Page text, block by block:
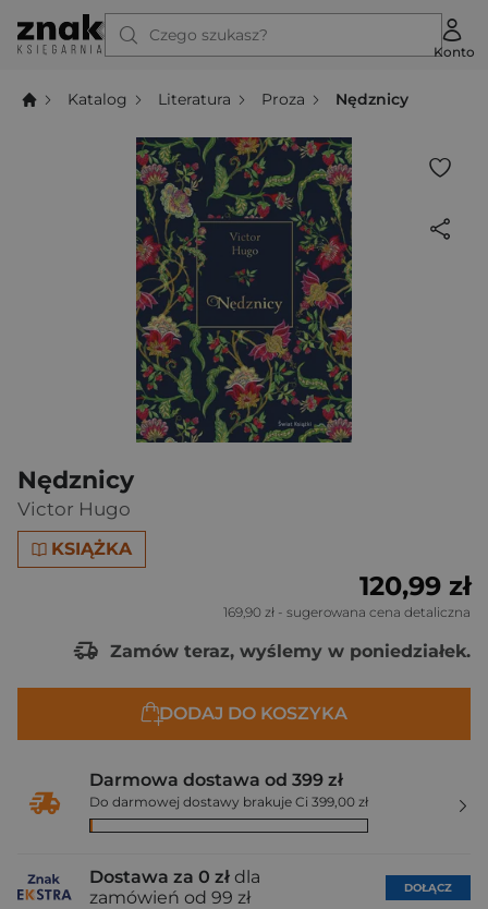
Czego szukasz?
Konto
Katalog Literatura Proza Nędznicy
Nędznicy
Victor Hugo
KSIĄŻKA
120,99 zł
169,90 zł - sugerowana cena detaliczna
Zamów teraz, wyślemy w poniedziałek.
DODAJ DO KOSZYKA
Darmowa dostawa od 399 zł
Do darmowej dostawy brakuje Ci 399,00 zł
Dostawa za 0 zł dla
zamówień od 99 zł
DOŁĄCZ